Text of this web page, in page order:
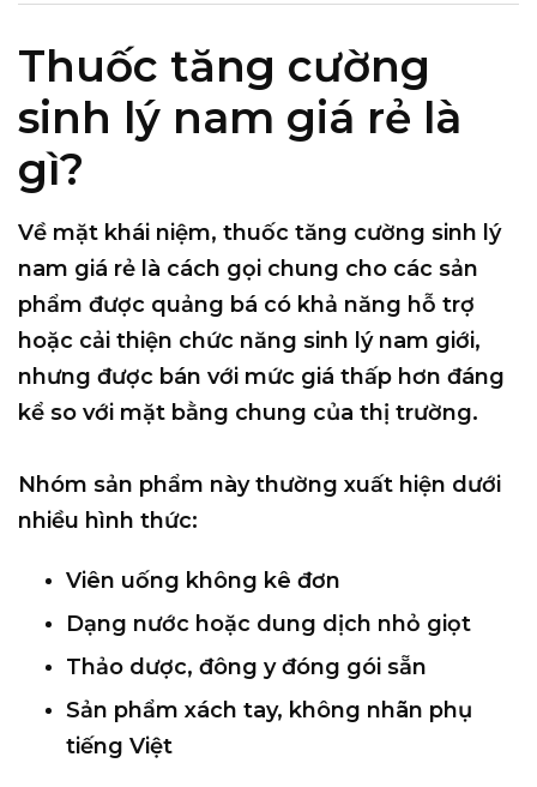
Thuốc tăng cường
sinh lý nam giá rẻ là
gì?
Về mặt khái niệm, thuốc tăng cường sinh lý
nam giá rẻ là cách gọi chung cho các sản
phẩm được quảng bá có khả năng hỗ trợ
hoặc cải thiện chức năng sinh lý nam giới,
nhưng được bán với mức giá thấp hơn đáng
kể so với mặt bằng chung của thị trường.
Nhóm sản phẩm này thường xuất hiện dưới
nhiều hình thức:
Viên uống không kê đơn
Dạng nước hoặc dung dịch nhỏ giọt
Thảo dược, đông y đóng gói sẵn
Sản phẩm xách tay, không nhãn phụ
tiếng Việt